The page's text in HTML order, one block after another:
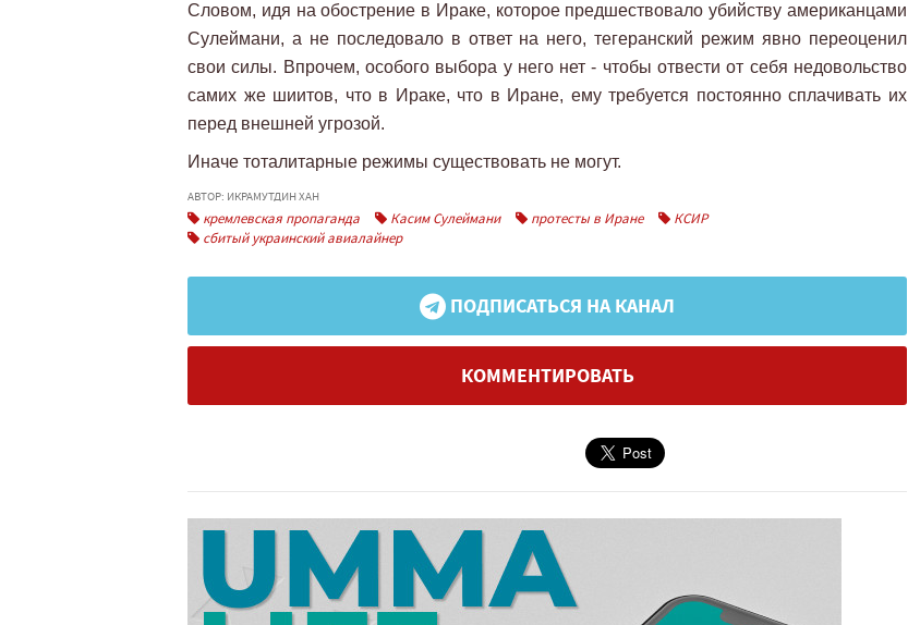
Словом, идя на обострение в Ираке, которое предшествовало убийству американцами
Сулеймани, а не последовало в ответ на него, тегеранский режим явно переоценил
свои силы. Впрочем, особого выбора у него нет - чтобы отвести от себя недовольство
самих же шиитов, что в Ираке, что в Иране, ему требуется постоянно сплачивать их
перед внешней угрозой.
Иначе тоталитарные режимы существовать не могут.
АВТОР: ИКРАМУТДИН ХАН
кремлевская пропаганда Касим Сулеймани протесты в Иране
КСИР
сбитый украинский авиалайнер
ПОДПИСАТЬСЯ НА КАНАЛ
КОММЕНТИРОВАТЬ